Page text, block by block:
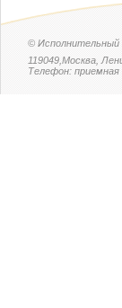
© Исполнительный
119049,Москва,
Телефон: приемная